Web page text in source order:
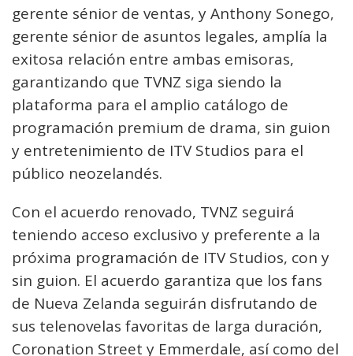
gerente sénior de ventas, y Anthony Sonego,
gerente sénior de asuntos legales, amplía la
exitosa relación entre ambas emisoras,
garantizando que TVNZ siga siendo la
plataforma para el amplio catálogo de
programación premium de drama, sin guion
y entretenimiento de ITV Studios para el
público neozelandés.
Con el acuerdo renovado, TVNZ seguirá
teniendo acceso exclusivo y preferente a la
próxima programación de ITV Studios, con y
sin guion. El acuerdo garantiza que los fans
de Nueva Zelanda seguirán disfrutando de
sus telenovelas favoritas de larga duración,
Coronation Street y Emmerdale, así como del